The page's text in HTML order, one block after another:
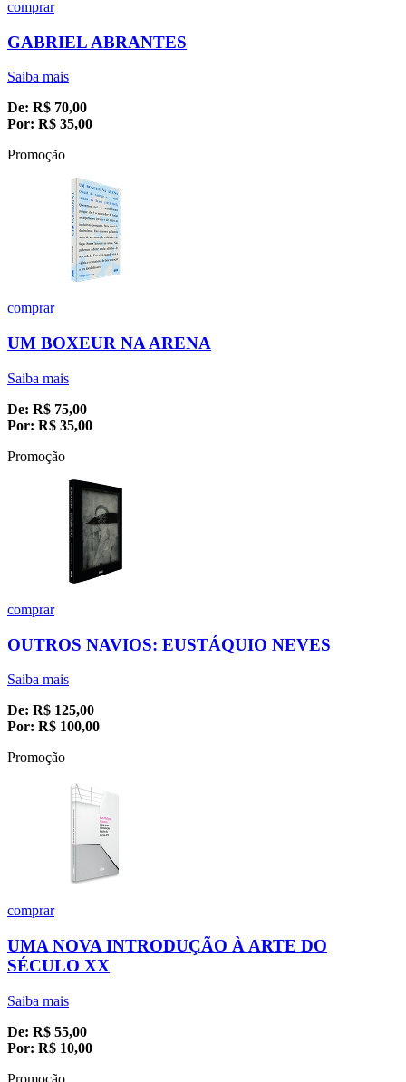
comprar
GABRIEL ABRANTES
Saiba mais
De: R$ 70,00
Por: R$ 35,00
Promoção
comprar
UM BOXEUR NA ARENA
Saiba mais
De: R$ 75,00
Por: R$ 35,00
Promoção
comprar
OUTROS NAVIOS: EUSTÁQUIO NEVES
Saiba mais
De: R$ 125,00
Por: R$ 100,00
Promoção
comprar
UMA NOVA INTRODUÇÃO À ARTE DO
SÉCULO XX
Saiba mais
De: R$ 55,00
Por: R$ 10,00
Promoção